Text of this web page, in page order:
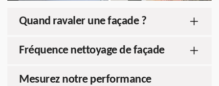
Quand ravaler une façade ?
Fréquence nettoyage de façade
Mesurez notre performance